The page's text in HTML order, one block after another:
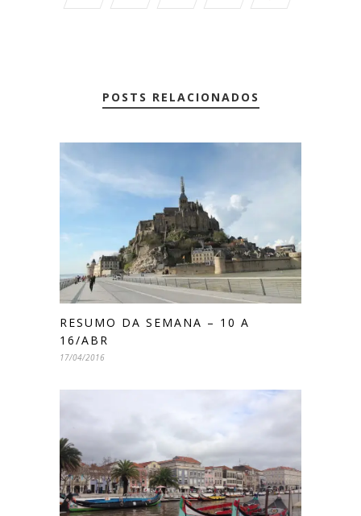
POSTS RELACIONADOS
RESUMO DA SEMANA – 10 A
16/ABR
17/04/2016